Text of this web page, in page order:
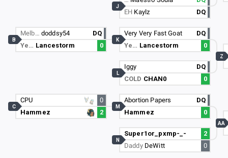
Melb… doddsy54
DQ
Ye… Lancestorm 0
B
CPU
0
Hammez
2
C
EH Kaylz DQ
J
Very Very Fast Goat
DQ
Ye… Lancestorm 0
K
Iggy
DQ
COLD CHAN0 0
L
Abortion Papers
DQ
Hammez
0
M
Super1or_pxmp-_-
2
Daddy DeWitt 0
N
Z
AA